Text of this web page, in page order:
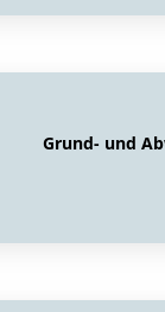
Grund- und